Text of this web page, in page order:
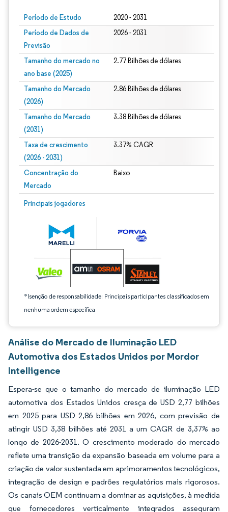
Período de Estudo 2020 - 2031
Período de Dados de
Previsão
2026 - 2031
Tamanho do mercado no
ano base (2025)
2.77 Bilhões de dólares
Tamanho do Mercado
(2026)
2.86 Bilhões de dólares
Tamanho do Mercado
(2031)
3.38 Bilhões de dólares
Taxa de crescimento
(2026 - 2031)
3.37% CAGR
Concentração do
Mercado
Baixo
Principais jogadores
*Isenção de responsabilidade: Principais participantes classificados em
nenhuma ordem específica
Imagem © Mordor Intelligence. O reuso requer atribuição conforme CC BY 4.0.
Análise do Mercado de Iluminação LED
Automotiva dos Estados Unidos por Mordor
Intelligence
Espera-se que o tamanho do mercado de iluminação LED
automotiva dos Estados Unidos cresça de USD 2,77 bilhões
em 2025 para USD 2,86 bilhões em 2026, com previsão de
atingir USD 3,38 bilhões até 2031 a um CAGR de 3,37% ao
longo de 2026-2031. O crescimento moderado do mercado
reflete uma transição da expansão baseada em volume para a
criação de valor sustentada em aprimoramentos tecnológicos,
integração de design e padrões regulatórios mais rigorosos.
Os canais OEM continuam a dominar as aquisições, à medida
que fornecedores verticalmente integrados asseguram